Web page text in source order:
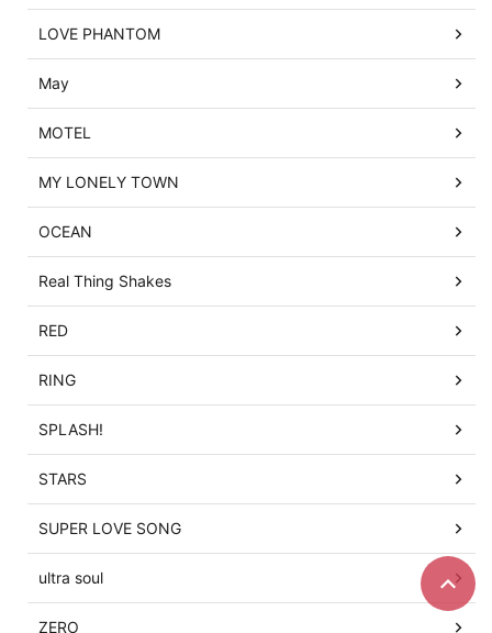
LOVE PHANTOM
May
MOTEL
MY LONELY TOWN
OCEAN
Real Thing Shakes
RED
RING
SPLASH!
STARS
SUPER LOVE SONG
ultra soul
ZERO